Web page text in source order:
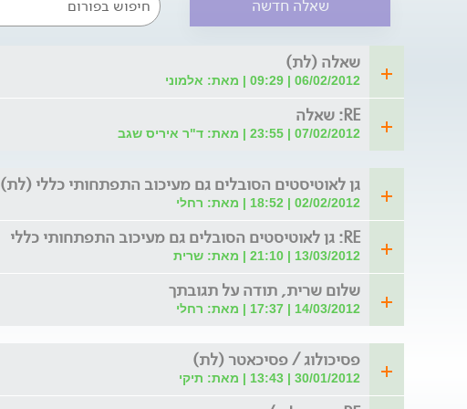
שאלה חדשה
שאלה (לת)
06/02/2012 | 09:29 | מאת: אלמוני
RE: שאלה
07/02/2012 | 23:55 | מאת: ד"ר איריס שגב
גן לאוטיסטים הסובלים גם מעיכוב התפתחותי כללי (לת)
02/02/2012 | 18:52 | מאת: רחלי
RE: גן לאוטיסטים הסובלים גם מעיכוב התפתחותי כללי
13/03/2012 | 21:10 | מאת: שרית
שלום שרית, תודה על תגובתך
14/03/2012 | 17:37 | מאת: רחלי
פסיכולוג / פסיכאטר (לת)
30/01/2012 | 13:43 | מאת: תיקי